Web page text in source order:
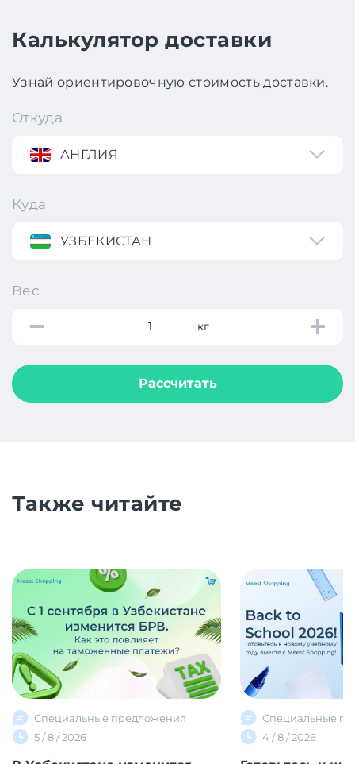
Калькулятор доставки
Узнай ориентировочную стоимость доставки.
Откуда
АНГЛИЯ
Куда
УЗБЕКИСТАН
Вес
кг
Рассчитать
Также читайте
Специальные предложения
5 / 8 / 2026
Специальные
4 / 8 / 2026